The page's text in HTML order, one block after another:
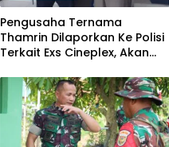
Pengusaha Ternama
Thamrin Dilaporkan Ke Polisi
Terkait Exs Cineplex, Akan